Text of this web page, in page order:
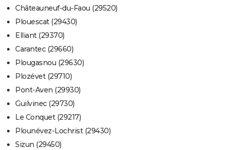
Châteauneuf-du-Faou (29520)
Plouescat (29430)
Elliant (29370)
Carantec (29660)
Plougasnou (29630)
Plozévet (29710)
Pont-Aven (29930)
Guilvinec (29730)
Le Conquet (29217)
Plounévez-Lochrist (29430)
Sizun (29450)